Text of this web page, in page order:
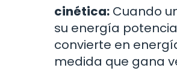
cinética: Cuando
su energía
convierte en
medida que gana